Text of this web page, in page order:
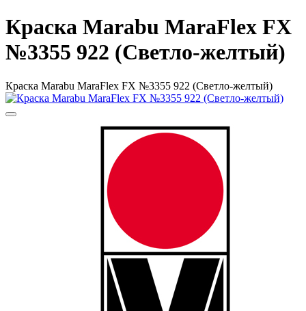
Краска Маrabu MaraFlex FX
№3355 922 (Светло-желтый)
Краска Маrabu MaraFlex FX №3355 922 (Светло-желтый)